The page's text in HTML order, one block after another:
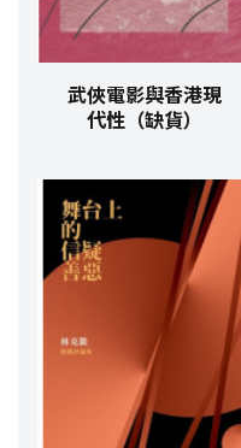
武俠電影與香港現
代性（缺貨）